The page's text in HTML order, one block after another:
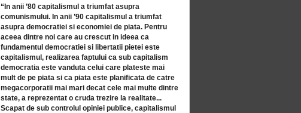
“In anii ’80 capitalismul a triumfat asupra
comunismului. In anii ’90 capitalismul a triumfat
asupra democratiei si economiei de piata. Pentru
aceea dintre noi care au crescut in ideea ca
fundamentul democratiei si libertatii pietei este
capitalismul, realizarea faptului ca sub capitalism
democratia este vanduta celui care plateste mai
mult de pe piata si ca piata este planificata de catre
megacorporatii mai mari decat cele mai multe dintre
state, a reprezentat o cruda trezire la realitate...
Scapat de sub controlul opiniei publice, capitalismul